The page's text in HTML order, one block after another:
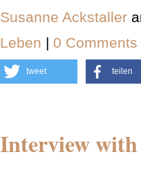
Susanne Ackstaller
Leben | 0 Comments
tweet teilen
Interview